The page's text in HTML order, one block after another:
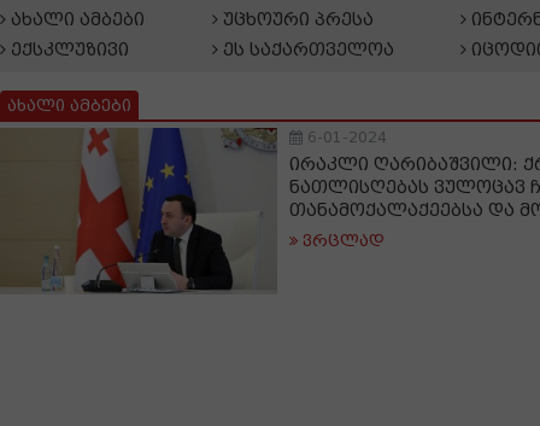
ახალი ამბები
ექსკლუზივი
უცხოური პრესა
ეს საქართველოა
ახალი ამბები
6-01-2024
ირაკლი ღარიბაშვილი:
ნათლისღებას ვულოცავ
თანამოქალაქეებსა და
ვრცლად